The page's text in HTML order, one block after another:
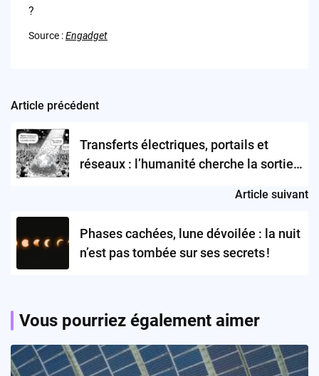
?
Source :Engadget
Post
navigation
Article précédent
Transferts électriques, portails et
réseaux : l’humanité cherche la sortie
Article suivant
Phases cachées, lune dévoilée : la nuit
n’est pas tombée sur ses secrets !
Vous pourriez également aimer